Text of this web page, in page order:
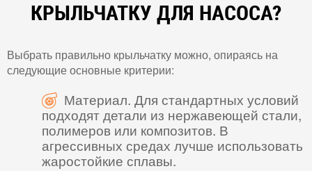
КРЫЛЬЧАТКУ ДЛЯ НАСОСА?
Выбрать правильно крыльчатку можно, опираясь на
следующие основные критерии:
Материал. Для стандартных условий
подходят детали из нержавеющей стали,
полимеров или композитов. В
агрессивных средах лучше использовать
жаростойкие сплавы.